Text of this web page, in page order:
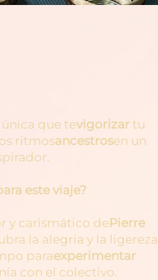
única que tevigorizar tu
ritmosancestrosen un
este viaje?
y carismático dePierre
la alegría y la ligereza
paraexperimentar
con el colectivo.